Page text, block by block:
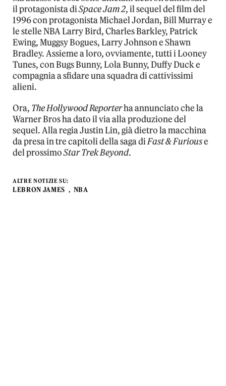
il protagonista diSpace Jam 2, il sequel del film del
1996 con protagonista Michael Jordan, Bill Murray e
le stelle NBA Larry Bird, Charles Barkley, Patrick
Ewing, Muggsy Bogues, Larry Johnson e Shawn
Bradley. Assieme a loro, ovviamente, tutti i Looney
Tunes, con Bugs Bunny, Lola Bunny, Duffy Duck e
compagnia a sfidare una squadra di cattivissimi
alieni.
Ora, The Hollywood Reporterha annunciato che la
Warner Bros ha dato il via alla produzione del
sequel. Alla regia Justin Lin, già dietro la macchina
da presa in tre capitoli della saga diFast & Furiouse
del prossimoStar Trek Beyond.
ALTRE NOTIZIE SU:
LEBRON JAMES NBA